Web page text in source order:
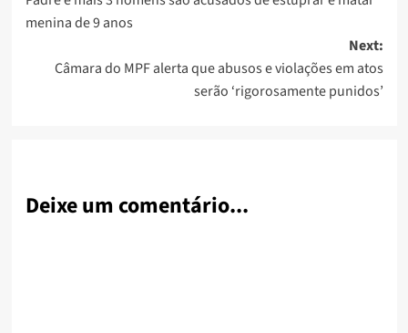
navigation
menina de 9 anos
Next:
Câmara do MPF alerta que abusos e violações em atos
serão ‘rigorosamente punidos’
Deixe um comentário...